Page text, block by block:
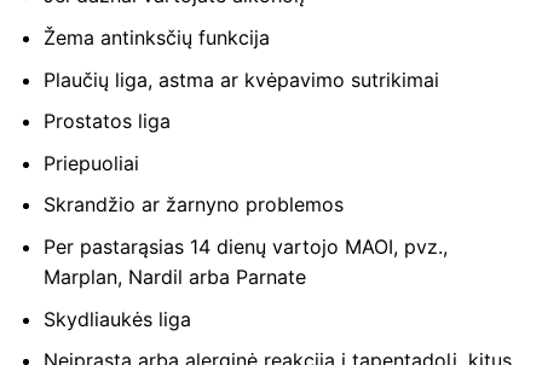
Žema antinksčių funkcija
Plaučių liga, astma ar kvėpavimo sutrikimai
Prostatos liga
Priepuoliai
Skrandžio ar žarnyno problemos
Per pastarąsias 14 dienų vartojo MAOI, pvz.,
Marplan, Nardil arba Parnate
Skydliaukės liga